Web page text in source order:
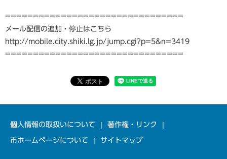
================================
メール配信の追加・停止はこちら
http://mobile.city.shiki.lg.jp/jump.cgi?p=5&n=3419
================================
個人情報の取扱いについて 著作権・リンク
市ホームページについて サイトマップ